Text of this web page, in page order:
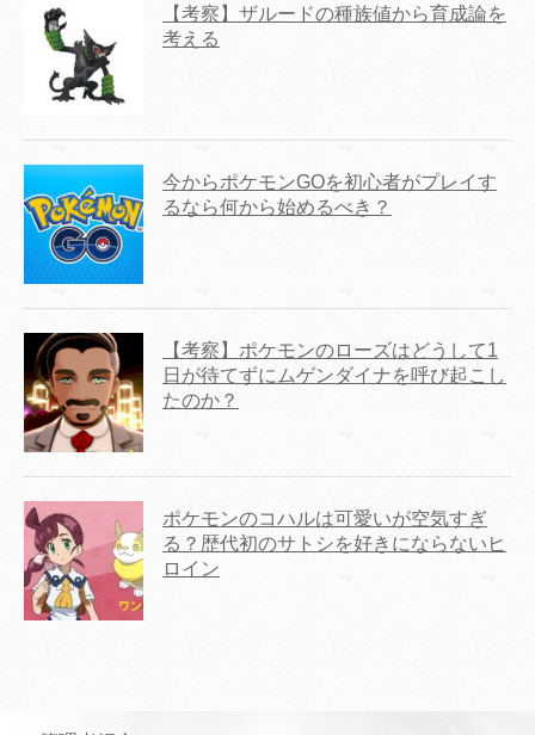
【考察】ザルードの種族値から育成論を
考える
今からポケモンGOを初心者がプレイす
るなら何から始めるべき？
【考察】ポケモンのローズはどうして1
日が待てずにムゲンダイナを呼び起こし
たのか？
ポケモンのコハルは可愛いが空気すぎ
る？歴代初のサトシを好きにならないヒ
ロイン